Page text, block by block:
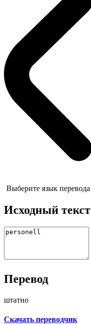
Выберите язык перевода
Исходный текст
Перевод
штатно
Скачать переводчик